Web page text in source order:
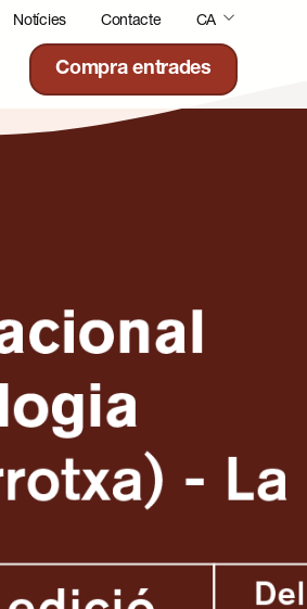
Notícies Contacte CA
Compra entrades